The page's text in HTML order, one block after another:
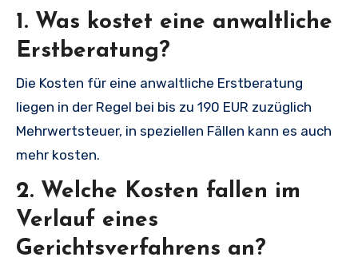
1. Was kostet eine anwaltliche
Erstberatung?
Die Kosten für eine anwaltliche Erstberatung
liegen in der Regel bei bis zu 190 EUR zuzüglich
Mehrwertsteuer, in speziellen Fällen kann es auch
mehr kosten.
2. Welche Kosten fallen im
Verlauf eines
Gerichtsverfahrens an?